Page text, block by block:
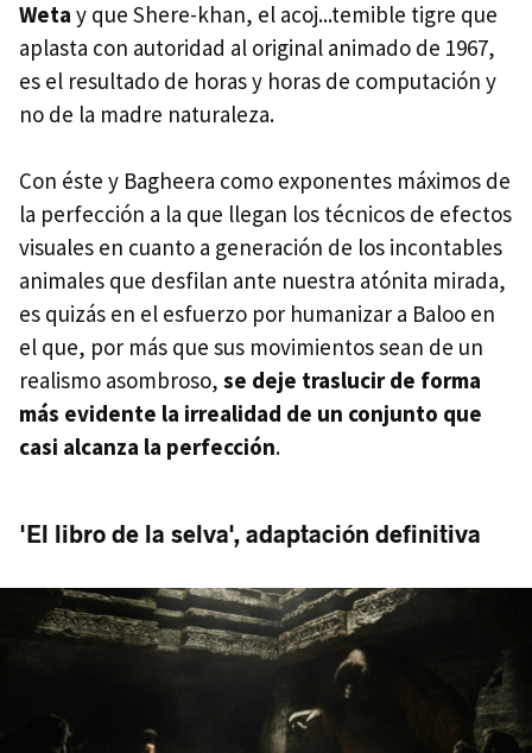
Weta y que Shere-khan, el acoj...temible tigre que
aplasta con autoridad al original animado de 1967,
es el resultado de horas y horas de computación y
no de la madre naturaleza.
Con éste y Bagheera como exponentes máximos de
la perfección a la que llegan los técnicos de efectos
visuales en cuanto a generación de los incontables
animales que desfilan ante nuestra atónita mirada,
es quizás en el esfuerzo por humanizar a Baloo en
el que, por más que sus movimientos sean de un
realismo asombroso, se deje traslucir de forma
más evidente la irrealidad de un conjunto que
casi alcanza la perfección.
'El libro de la selva', adaptación definitiva